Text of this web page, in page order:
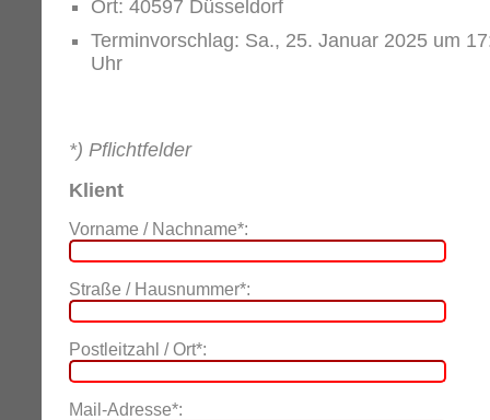
Ort: 40597 Düsseldorf
Terminvorschlag: Sa., 25. Januar 2025 um
Uhr
*) Pflichtfelder
Klient
Vorname / Nachname*:
Straße / Hausnummer*:
Postleitzahl / Ort*:
Mail-Adresse*: